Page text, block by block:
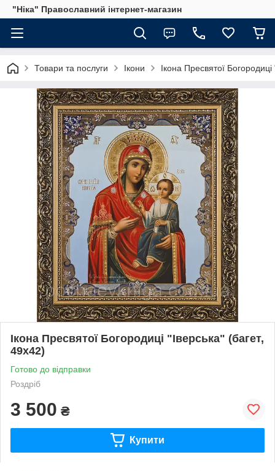
"Ніка" Православний інтернет-магазин
Товари та послуги Ікони Ікона Пресвятої
Ікона Пресвятої Богородиці "Іверська" (багет,
49х42)
Готово до відправки
Роздріб
3 500 ₴
Купити